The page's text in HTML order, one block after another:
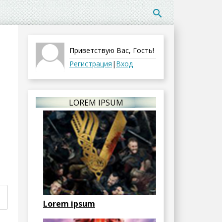
search
Приветствую Вас, Гость!
Регистрация | Вход
LOREM IPSUM
Lorem ipsum